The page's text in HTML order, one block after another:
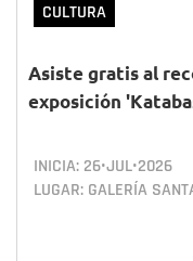
CULTURA
Asiste gratis al
exposición
INICIA: 26•JUL•2026
LUGAR: GALERÍA